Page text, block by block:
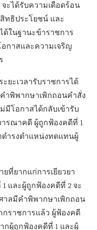
ะได้รับความเดือดร้อน
ทธิประโยชน์ และ
ในฐานะข้าราชการ
กาสและความเจริญ
ยะเวลารับราชการได้
ำพิพากษาเพิกถอนคำสั่ง
โอกาสได้กลับเข้ารับ
รณาคดี ผู้ถูกฟ้องคดีที่ 1
ำรงตำแหน่งทดแทนผู้
ที่ยากแก่การเยียวยา
และผู้ถูกฟ้องคดีที่ 2 จะ
าลมีคำพิพากษาเพิกถอน
ราชการแล้ว ผู้ฟ้องคดี
กผู้ถูกฟ้องคดีที่ 1 และผู้